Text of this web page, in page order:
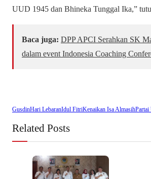
UUD 1945 dan Bhineka Tunggal Ika,”
Baca juga: DPP APCI Serahkan SK
dalam event Indonesia Coaching
GusdinHari LebaranIdul FitriKenaikan Isa Almasih
Related Posts